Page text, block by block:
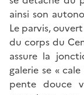
ainsi son
Le parvis,
du corps du
assure la
galerie se «
pente douce